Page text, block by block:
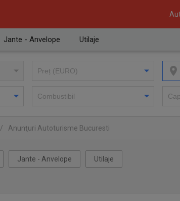
Jante - Anvelope Utilaje
/ Anunţuri Autoturisme Bucuresti
Jante - Anvelope Utilaje